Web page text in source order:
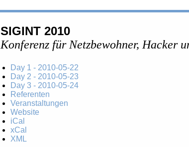
SIGINT 2010
Konferenz für Netzbewohner, Hacker
Day 1 - 2010-05-22
Day 2 - 2010-05-23
Day 3 - 2010-05-24
Referenten
Veranstaltungen
Website
iCal
xCal
XML